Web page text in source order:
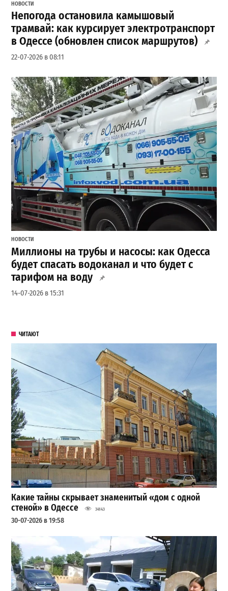
НОВОСТИ
Непогода остановила камышовый
трамвай: как курсирует электротранспорт
в Одессе (обновлен список маршрутов)
22-07-2026 в 08:11
НОВОСТИ
Миллионы на трубы и насосы: как Одесса
будет спасать водоканал и что будет с
тарифом на воду
14-07-2026 в 15:31
ЧИТАЮТ
Какие тайны скрывает знаменитый «дом с одной
стеной» в Одессе
34143
30-07-2026 в 19:58